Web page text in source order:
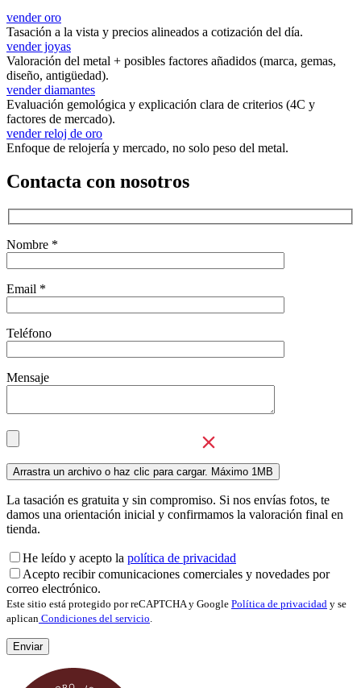
vender oro
Tasación a la vista y precios alineados a cotización del día.
vender joyas
Valoración del metal + posibles factores añadidos (marca, gemas,
diseño, antigüedad).
vender diamantes
Evaluación gemológica y explicación clara de criterios (4C y
factores de mercado).
vender reloj de oro
Enfoque de relojería y mercado, no solo peso del metal.
Contacta con nosotros
Nombre *
Email *
Teléfono
Mensaje
La tasación es gratuita y sin compromiso. Si nos envías fotos, te
damos una orientación inicial y confirmamos la valoración final en
tienda.
He leído y acepto la política de privacidad
Acepto recibir comunicaciones comerciales y novedades por
correo electrónico.
Este sitio está protegido por reCAPTCHA y Google Política de privacidad y se
aplican Condiciones del servicio